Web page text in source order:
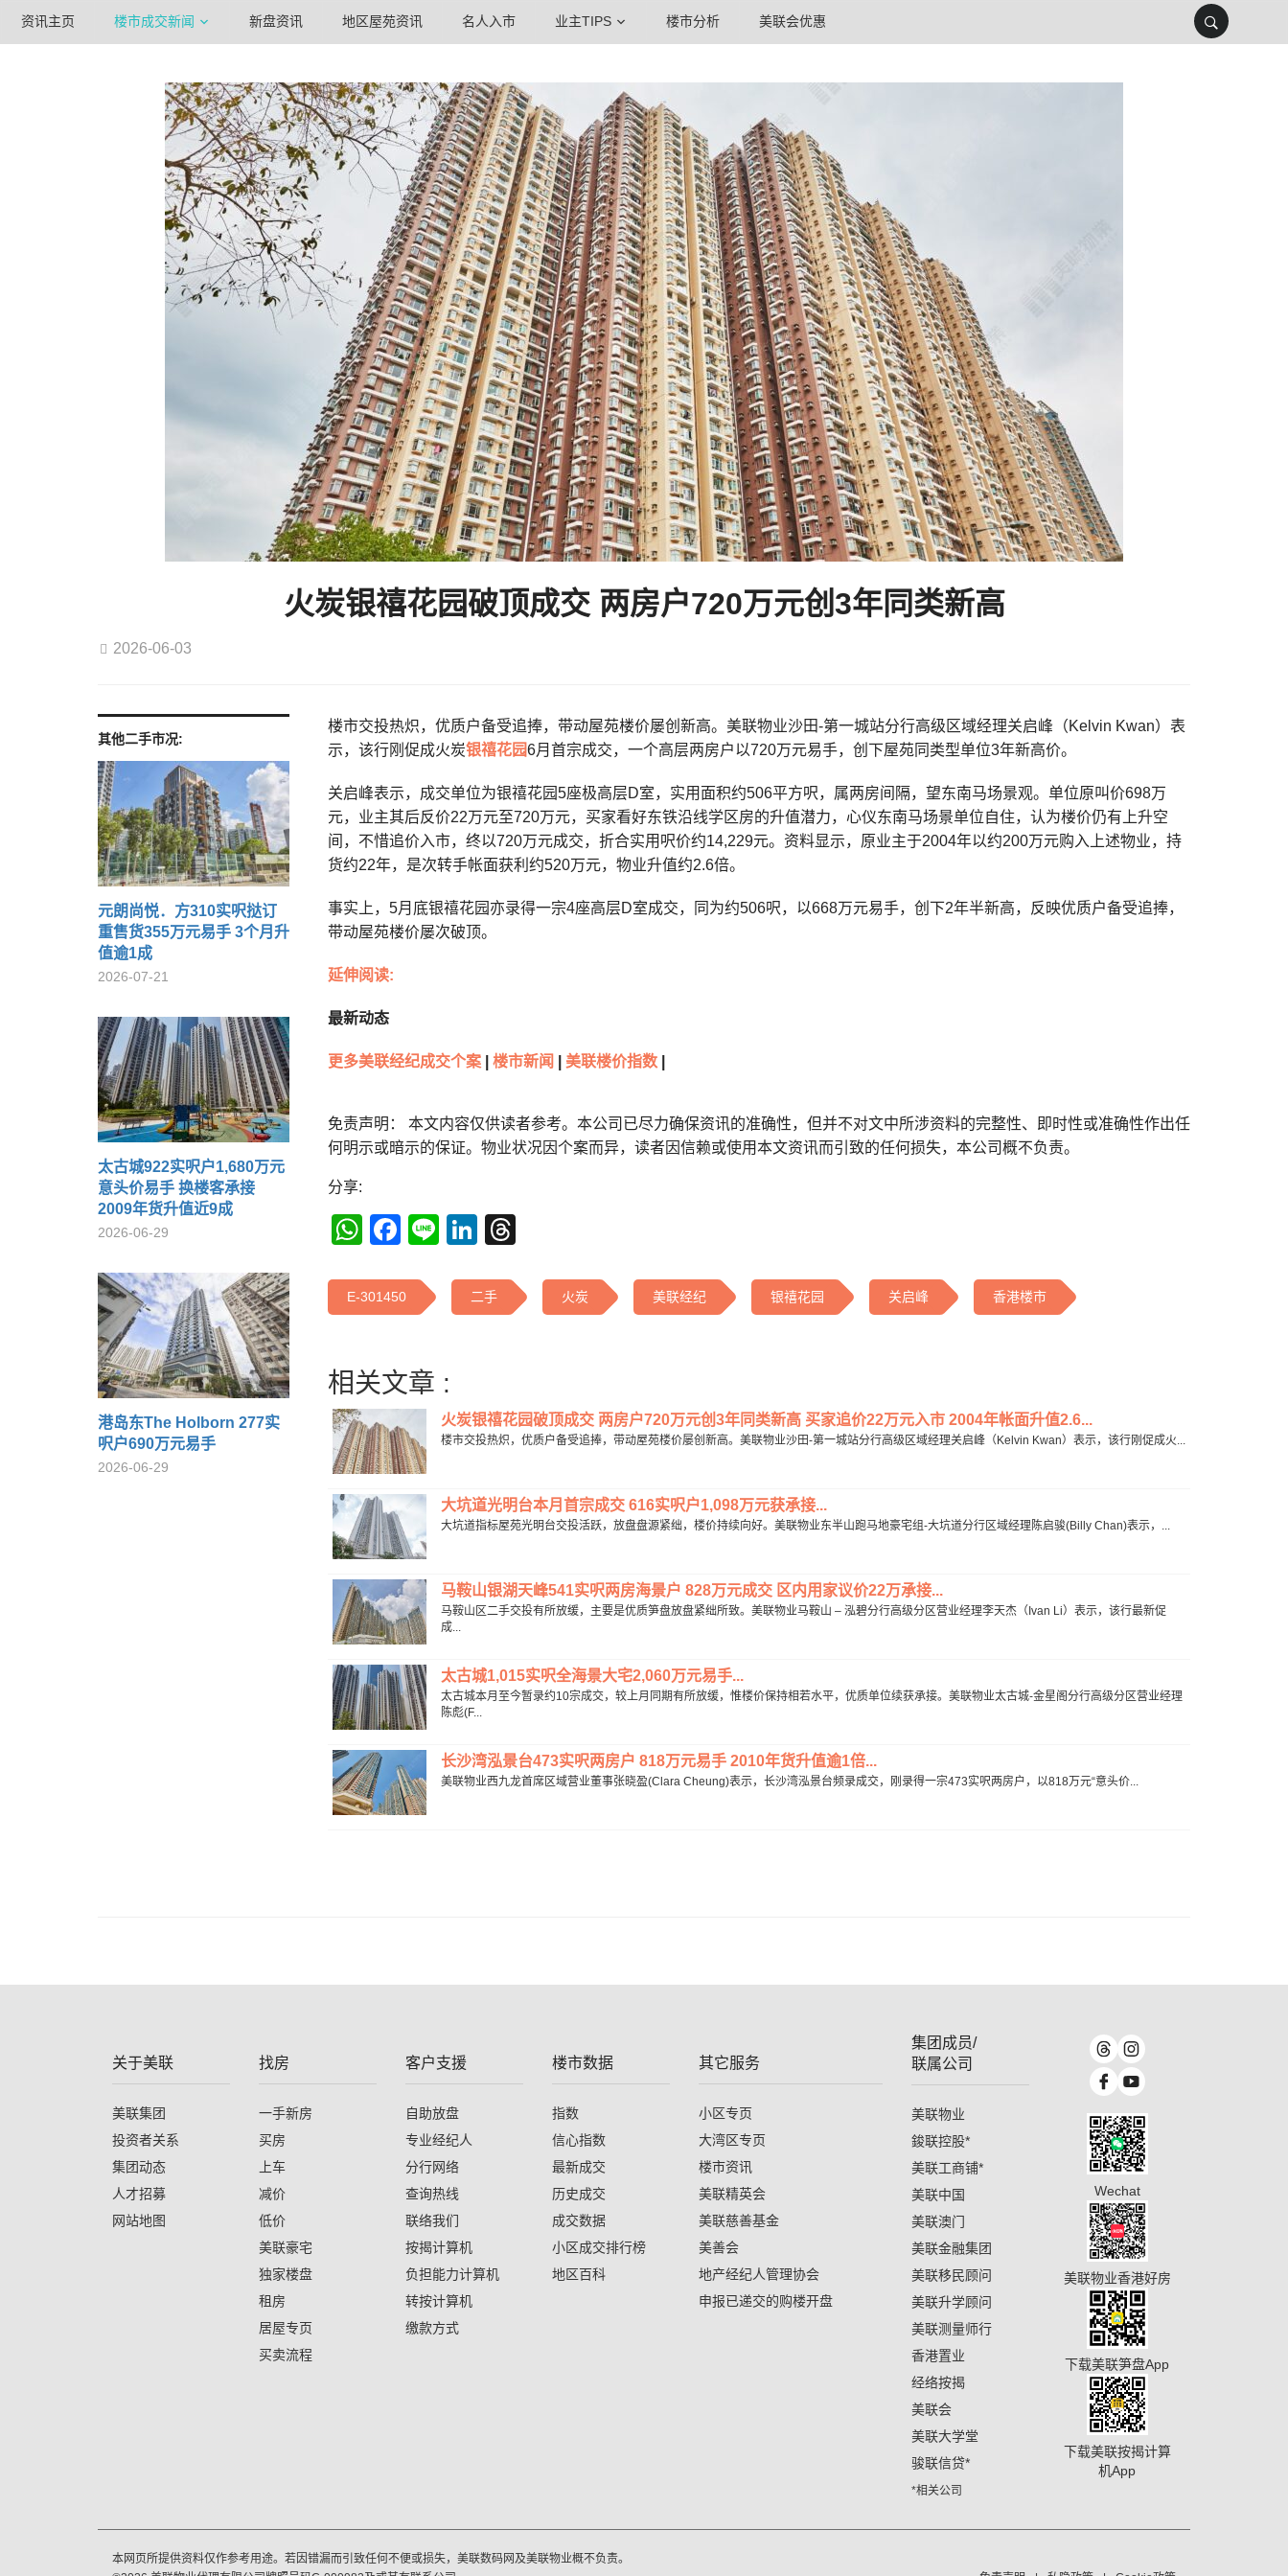
资讯主页 楼市成交新闻 新盘资讯 地区屋苑资讯 名人入市 业主TIPS 楼市分析 美联会优惠
火炭银禧花园破顶成交 两房户720万元创3年同类新高
2026-06-03
其他二手市况:
元朗尚悦．方310实呎挞订
重售货355万元易手 3个月升
值逾1成
2026-07-21
太古城922实呎户1,680万元
意头价易手 换楼客承接
2009年货升值近9成
2026-06-29
港岛东The Holborn 277实
呎户690万元易手
2026-06-29
楼市交投热炽，优质户备受追捧，带动屋苑楼价屡创新高。美联物业沙田-第一城站分行高级区域经理关启峰（Kelvin Kwan）表
示，该行刚促成火炭银禧花园6月首宗成交，一个高层两房户以720万元易手，创下屋苑同类型单位3年新高价。
关启峰表示，成交单位为银禧花园5座极高层D室，实用面积约506平方呎，属两房间隔，望东南马场景观。单位原叫价698万
元，业主其后反价22万元至720万元，买家看好东铁沿线学区房的升值潜力，心仪东南马场景单位自住，认为楼价仍有上升空
间，不惜追价入市，终以720万元成交，折合实用呎价约14,229元。资料显示，原业主于2004年以约200万元购入上述物业，持
货约22年，是次转手帐面获利约520万元，物业升值约2.6倍。
事实上，5月底银禧花园亦录得一宗4座高层D室成交，同为约506呎，以668万元易手，创下2年半新高，反映优质户备受追捧，
带动屋苑楼价屡次破顶。
延伸阅读:
最新动态
更多美联经纪成交个案 楼市新闻 美联楼价指数
免责声明： 本文内容仅供读者参考。本公司已尽力确保资讯的准确性，但并不对文中所涉资料的完整性、即时性或准确性作出任
何明示或暗示的保证。物业状况因个案而异，读者因信赖或使用本文资讯而引致的任何损失，本公司概不负责。
分享:
WhatsApp
Facebook
LineLinkedIn
E-301450 二手 火炭 美联经纪 银禧花园 关启峰 香港楼市
相关文章 :
火炭银禧花园破顶成交 两房户720万元创3年同类新高 买家追价22万元入市 2004年帐面升值2.6...
楼市交投热炽，优质户备受追捧，带动屋苑楼价屡创新高。美联物业沙田-第一城站分行高级区域经理关启峰（Kelvin Kwan）表示，该行刚促成火...
大坑道光明台本月首宗成交 616实呎户1,098万元获承接...
大坑道指标屋苑光明台交投活跃，放盘盘源紧绌，楼价持续向好。美联物业东半山跑马地豪宅组-大坑道分行区域经理陈启骏(Billy Chan)表示，...
马鞍山银湖天峰541实呎两房海景户 828万元成交 区内用家议价22万承接...
马鞍山区二手交投有所放缓，主要是优质笋盘放盘紧绌所致。美联物业马鞍山 – 泓碧分行高级分区营业经理李天杰（Ivan Li）表示，该行最新促
成...
太古城1,015实呎全海景大宅2,060万元易手...
太古城本月至今暂录约10宗成交，较上月同期有所放缓，惟楼价保持相若水平，优质单位续获承接。美联物业太古城-金星阁分行高级分区营业经理
陈彪(F...
长沙湾泓景台473实呎两房户 818万元易手 2010年货升值逾1倍...
美联物业西九龙首席区域营业董事张晓盈(Clara Cheung)表示，长沙湾泓景台频录成交，刚录得一宗473实呎两房户，以818万元“意头价...
关于美联
美联集团
投资者关系
集团动态
人才招募
网站地图
找房
一手新房
买房
上车
减价
低价
美联豪宅
独家楼盘
租房
居屋专页
买卖流程
客户支援
自助放盘
专业经纪人
分行网络
查询热线
联络我们
按揭计算机
负担能力计算机
转按计算机
缴款方式
楼市数据
指数
信心指数
最新成交
历史成交
成交数据
小区成交排行榜
地区百科
其它服务
小区专页
大湾区专页
楼市资讯
美联精英会
美联慈善基金
美善会
地产经纪人管理协会
申报已递交的购楼开盘
集团成员/
联属公司
美联物业
鋑联控股*
美联工商铺*
美联中国
美联澳门
美联金融集团
美联移民顾问
美联升学顾问
美联测量师行
香港置业
经络按揭
美联会
美联大学堂
骏联信贷*
*相关公司
Wechat
美联物业香港好房
下载美联笋盘App
下载美联按揭计算
机App
本网页所提供资料仅作参考用途。若因错漏而引致任何不便或损失，美联数码网及美联物业概不负责。